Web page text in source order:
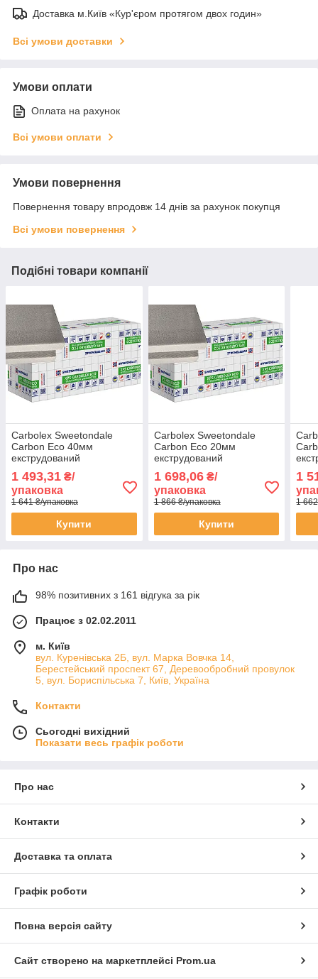
Доставка м.Київ «Кур'єром протягом двох годин»
Всі умови доставки
Умови оплати
Оплата на рахунок
Всі умови оплати
Умови повернення
Повернення товару впродовж 14 днів за рахунок покупця
Всі умови повернення
Подібні товари компанії
Carbolex Sweetondale
Carbon Eco 40мм
екструдований
1180х580х40 мм в
упаковці 10 аркушів
1 493,31 ₴/
упаковка
1 641 ₴/упаковка
Купити
Carbolex Sweetondale
Carbon Eco 20мм
екструдований
1180х580х20 мм в
упаковці 20 аркушів
1 698,06₴/
упаковка
1 866 ₴/упаковка
Купити
1
1
Про нас
98% позитивних з 161 відгука за рік
Працює з 02.02.2011
м. Київ
вул. Куренівська 2Б, вул. Марка Вовчка 14,
Берестейський проспект 67, Деревообробний провулок
5, вул. Бориспільська 7, Київ, Україна
Контакти
Сьогодні вихідний
Показати весь графік роботи
Про нас
Контакти
Доставка та оплата
Графік роботи
Повна версія сайту
Сайт створено на маркетплейсі Prom.ua